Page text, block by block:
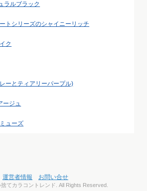
ラルブラック
トシリーズのシャイニーリッチ
ク
ーとティアリーパープル)
ージュ
ューズ
運営者情報 お問い合せ
てカラコントレンド. All Rights Reserved.